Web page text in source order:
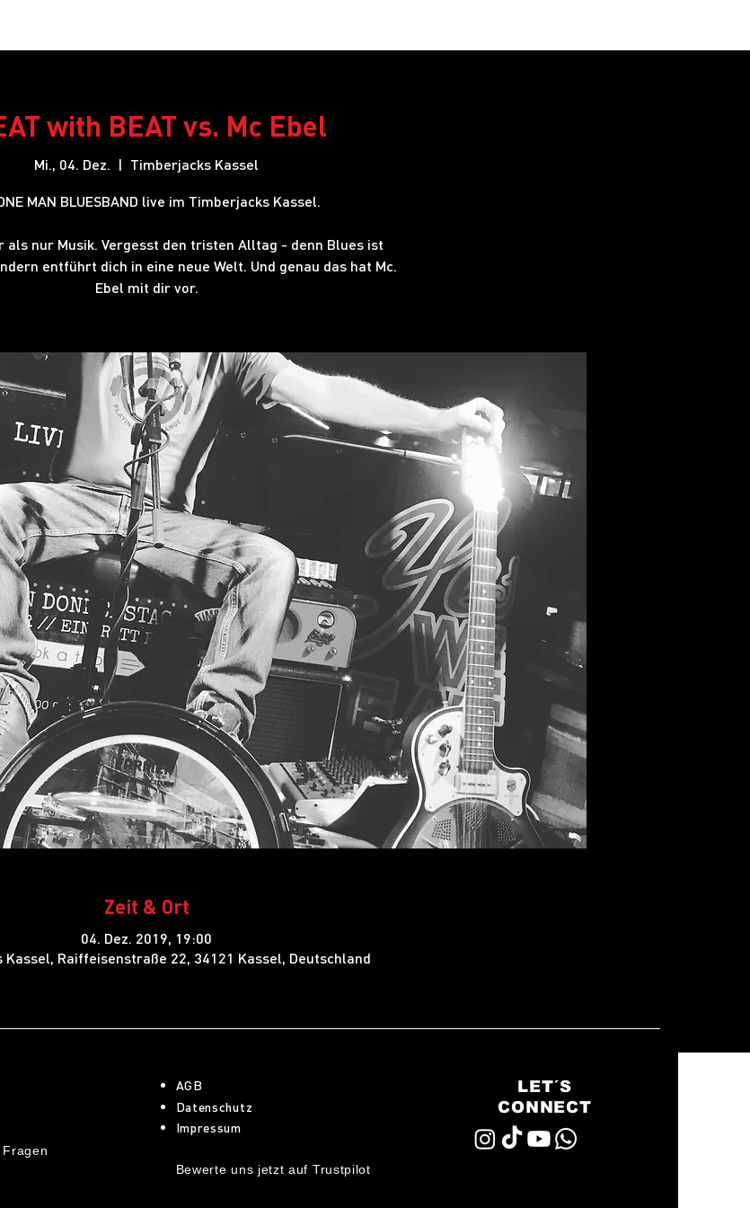
with BEAT vs. Mc Ebel
Mi., 04. Dez.
  |
Timberjacks Kassel
MAN BLUESBAND live im Timberjacks Kassel.
als nur Musik. Vergesst den tristen Alltag - denn Blues ist
entführt dich in eine neue Welt. Und genau das hat Mc.
Ebel mit dir vor.
Zeit & Ort
04. Dez. 2019, 19:00
Kassel, Raiffeisenstraße 22, 34121 Kassel, Deutschland
AGB
Datenschutz
Impressum
Bewerte uns jetzt auf Trustpilot
LET´S
CONNECT